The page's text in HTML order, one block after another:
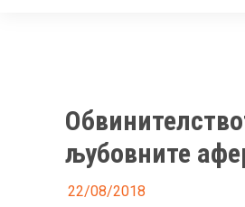
љубовните
22/08/2018